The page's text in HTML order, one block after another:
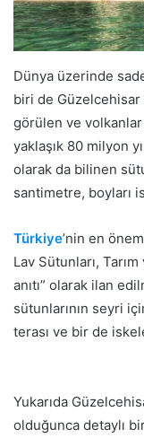
Dünya üzerinde
biri de Güzelcehisar
görülen ve
yaklaşık 80 milyon
olarak da bilinen
santimetre, boyları
Türkiye’nin en
Lav Sütunları,
anıtı” olarak ilan
sütunlarının seyri
terası ve bir de
Yukarıda
olduğunca detaylı